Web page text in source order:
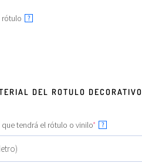
rótulo ?
DEL ROTULO DECORATIVO
tendrá el rótulo o vinilo* ?